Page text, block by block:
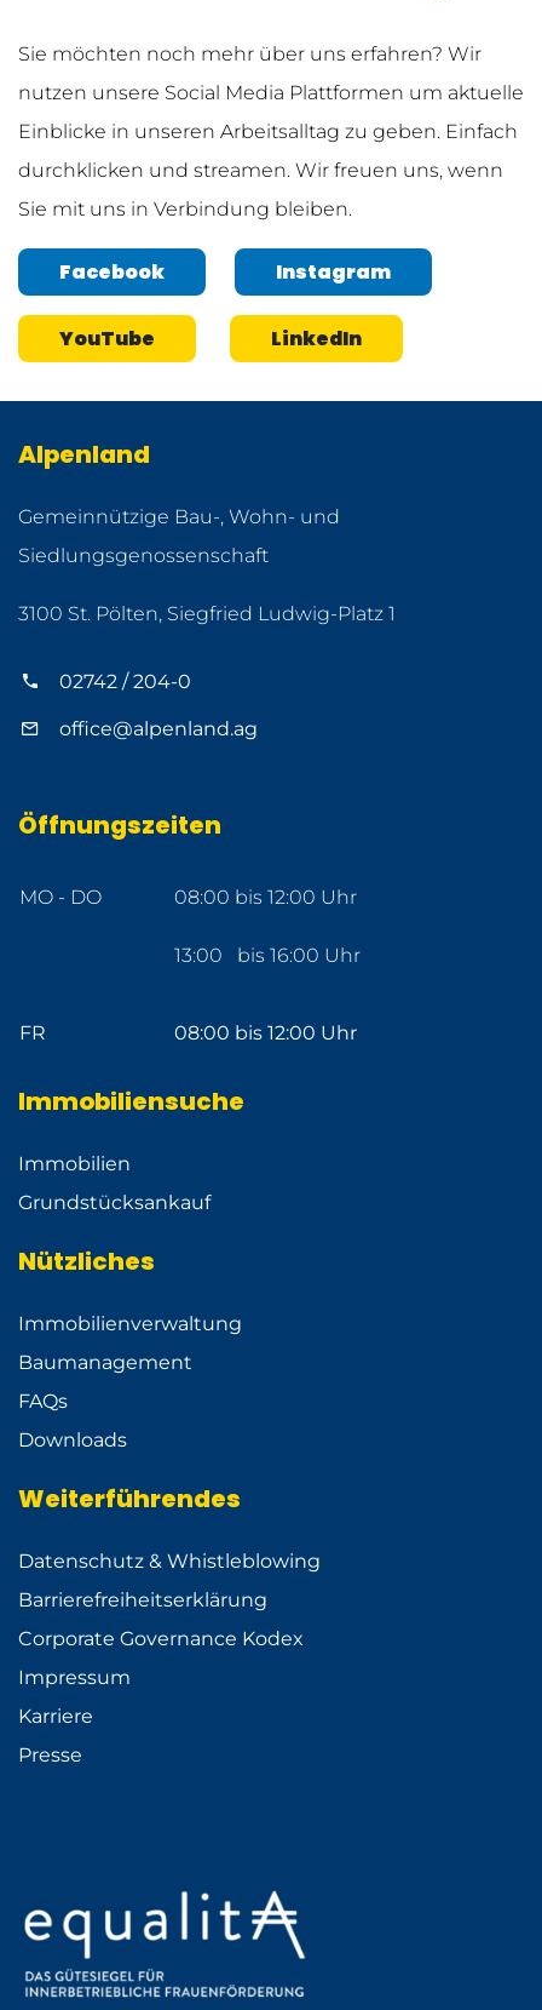
Sie möchten noch mehr über uns erfahren? Wir
nutzen unsere Social Media Plattformen um aktuelle
Einblicke in unseren Arbeitsalltag zu geben. Einfach
durchklicken und streamen. Wir freuen uns, wenn
Sie mit uns in Verbindung bleiben.
Facebook Instagram
YouTube LinkedIn
Alpenland
Gemeinnützige Bau-, Wohn- und
Siedlungsgenossenschaft
3100 St. Pölten, Siegfried Ludwig-Platz 1
02742 / 204-0
office@alpenland.ag
Öffnungszeiten
MO - DO 08:00 bis 12:00 Uhr
13:00 bis 16:00 Uhr
FR 08:00 bis 12:00 Uhr
Immobiliensuche
Immobilien
Grundstücksankauf
Nützliches
Immobilienverwaltung
Baumanagement
FAQs
Downloads
Weiterführendes
Datenschutz & Whistleblowing
Barrierefreiheitserklärung
Corporate Governance Kodex
Impressum
Karriere
Presse